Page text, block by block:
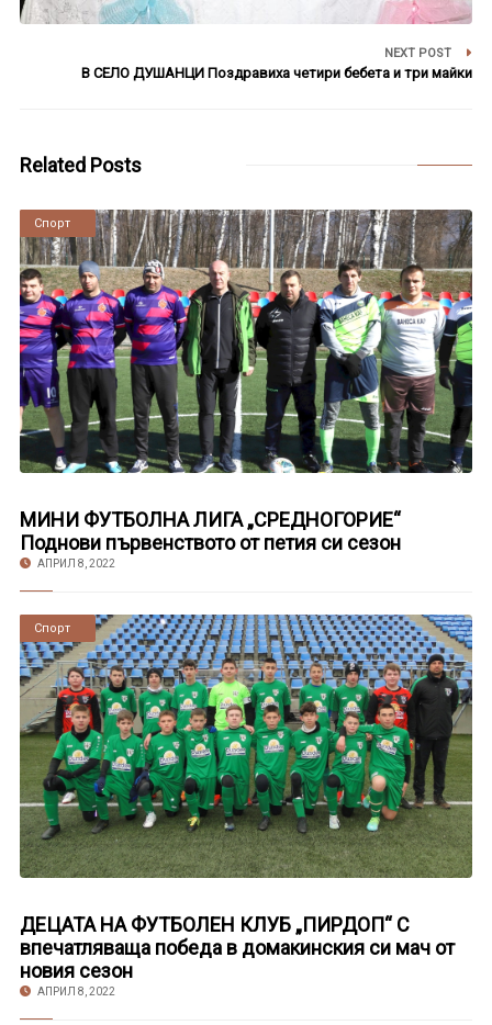
NEXT POST
В СЕЛО ДУШАНЦИ Поздравиха четири бебета и три майки
Related Posts
Новини
Спорт
МИНИ ФУТБОЛНА ЛИГА „СРЕДНОГОРИЕ“
Поднови първенството от петия си сезон
АПРИЛ 8, 2022
Новини
Спорт
ДЕЦАТА НА ФУТБОЛЕН КЛУБ „ПИРДОП“ С
впечатляваща победа в домакинския си мач от
новия сезон
АПРИЛ 8, 2022